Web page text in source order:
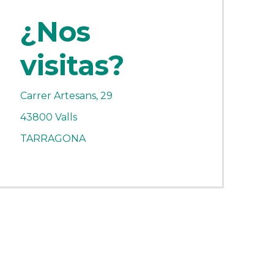
¿Nos
visitas?
Carrer Artesans, 29
43800 Valls
TARRAGONA